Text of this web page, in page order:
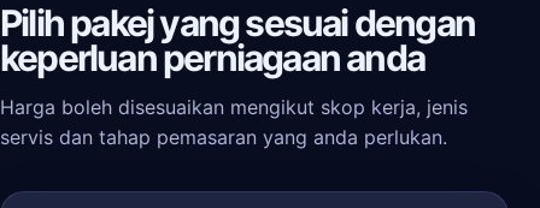
Pilih pakej yang sesuai dengan
keperluan perniagaan anda
Harga boleh disesuaikan mengikut skop kerja, jenis
servis dan tahap pemasaran yang anda perlukan.